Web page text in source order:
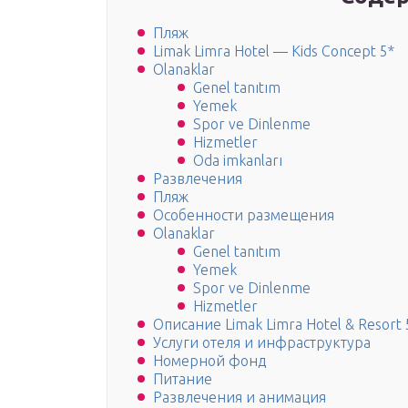
Пляж
Limak Limra Hotel — Kids Concept 5*
Olanaklar
Genel tanıtım
Yemek
Spor ve Dinlenme
Hizmetler
Oda imkanları
Развлечения
Пляж
Особенности размещения
Olanaklar
Genel tanıtım
Yemek
Spor ve Dinlenme
Hizmetler
Описание Limak Limra Hotel & Resort
Услуги отеля и инфраструктура
Номерной фонд
Питание
Развлечения и анимация